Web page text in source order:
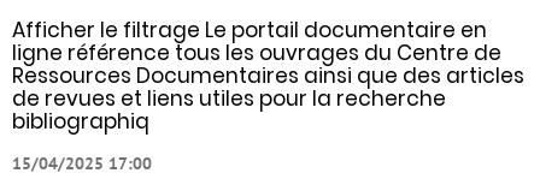
Afficher le filtrage Le portail documentaire en
ligne référence tous les ouvrages du Centre de
Ressources Documentaires ainsi que des articles
de revues et liens utiles pour la recherche
bibliographiq
15/04/2025 17:00